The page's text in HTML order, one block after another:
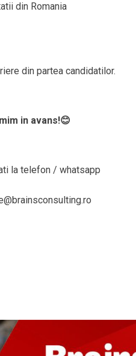
din Romania
din partea candidatilor.
in avans!😊
la telefon / whatsapp